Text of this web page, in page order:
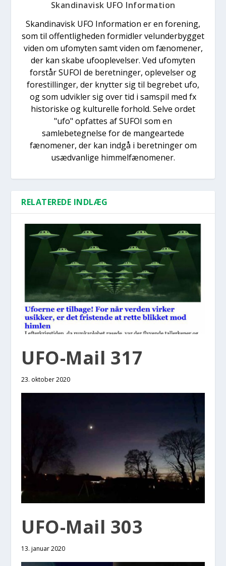
Skandinavisk UFO Information
Skandinavisk UFO Information er en forening,
som til offentligheden formidler velunderbygget
viden om ufomyten samt viden om fænomener,
der kan skabe ufooplevelser. Ved ufomyten
forstår SUFOI de beretninger, oplevelser og
forestillinger, der knytter sig til begrebet ufo,
og som udvikler sig over tid i samspil med fx
historiske og kulturelle forhold. Selve ordet
"ufo" opfattes af SUFOI som en
samlebetegnelse for de mangeartede
fænomener, der kan indgå i beretninger om
usædvanlige himmelfænomener.
RELATEREDE INDLÆG
UFO-Mail 317
23. oktober 2020
UFO-Mail 303
13. januar 2020